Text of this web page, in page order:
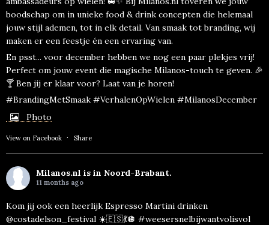
boodschap om in unieke food & drink concepten die helemaal
jouw stijl ademen, tot in elk detail. Van smaak tot branding, wij
maken er een feestje én een ervaring van.
En psst... voor december hebben we nog een paar plekjes vrij!
Perfect om jouw event die magische Milanos-touch te geven. 🎉
🍸 Ben jij er klaar voor? Laat van je horen!
#BrandingMetSmaak #VerhalenOpWielen #MilanosDecember
Photo
View on Facebook · Share
Milanos.nl is in Noord-Brabant.
11 months ago
Kom jij ook een heerlijk Espresso Martini drinken
@costadelson_festival ☀️🇪🇸💃🪩 #weesersnelbijwantvolisvol